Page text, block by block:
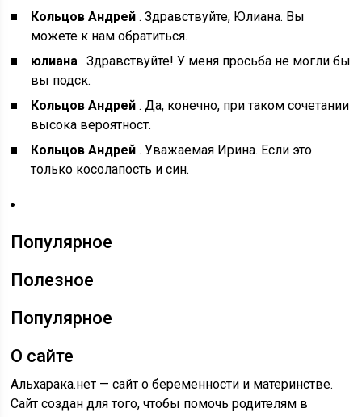
Кольцов Андрей . Здравствуйте, Юлиана. Вы
можете к нам обратиться.
юлиана . Здравствуйте! У меня просьба не могли бы
вы подск.
Кольцов Андрей . Да, конечно, при таком сочетании
высока вероятност.
Кольцов Андрей . Уважаемая Ирина. Если это
только косолапость и син.
Популярное
Полезное
Популярное
О сайте
Альхарака.нет — сайт о беременности и материнстве.
Сайт создан для того, чтобы помочь родителям в